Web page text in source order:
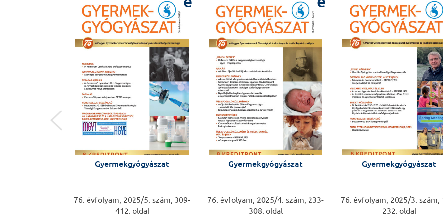
Kállai Imre dr.,
Poszttraumás
Kaczvinszky
Serdülőkorú
jellegzetességei
Kovács Kinga
Sürgősségi
lenyomata
Várnai Nikoletta
Pszichés beteg
háziorvos?
ALVÁS
Az Alvás
Gyermekgyógyászat
76. évfolyam, 2025/5. szám, 309-
412. oldal
Gyermekgyógyászat
76. évfolyam, 2025/4. szám, 233-
308. oldal
Gyermekgyógyászat
76. évfolyam, 2025/3. szám,
232. oldal